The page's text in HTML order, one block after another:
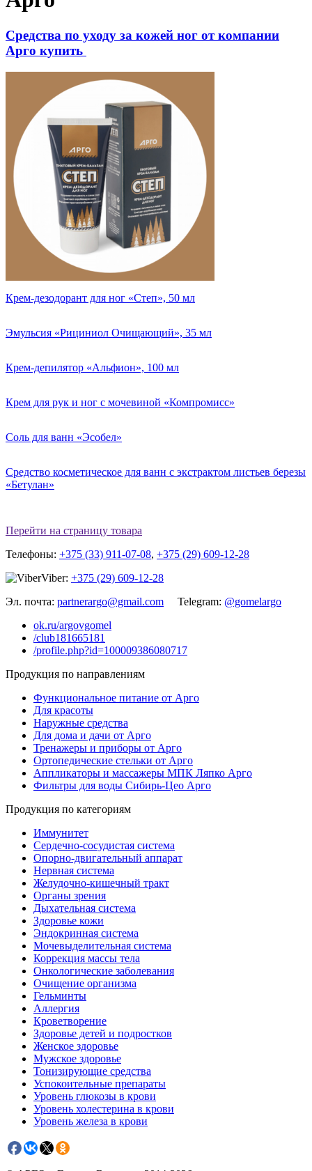
Средства по уходу за кожей ног от компании
Арго купить
Крем-дезодорант для ног «Степ», 50 мл
Эмульсия «Рициниол Очищающий», 35 мл
Крем-депилятор «Альфион», 100 мл
Крем для рук и ног с мочевиной «Компромисс»
Соль для ванн «Эсобел»
Средство косметическое для ванн с экстрактом листьев березы
«Бетулан»
Перейти на страницу товара
Телефоны: +375 (33) 911-07-08, +375 (29) 609-12-28
Viber: +375 (29) 609-12-28
Эл. почта: partnerargo@gmail.com Telegram: @gomelargo
ok.ru/argovgomel
/club181665181
/profile.php?id=100009386080717
Продукция по направлениям
Функциональное питание от Арго
Для красоты
Наружные средства
Для дома и дачи от Арго
Тренажеры и приборы от Арго
Ортопедические стельки от Арго
Аппликаторы и массажеры МПК Ляпко Арго
Фильтры для воды Сибирь-Цео Арго
Продукция по категориям
Иммунитет
Сердечно-сосудистая система
Опорно-двигательный аппарат
Нервная система
Желудочно-кишечный тракт
Органы зрения
Дыхательная система
Здоровье кожи
Эндокринная система
Мочевыделительная система
Коррекция массы тела
Онкологические заболевания
Очищение организма
Гельминты
Аллергия
Кроветворение
Здоровье детей и подростков
Женское здоровье
Мужское здоровье
Тонизирующие средства
Успокоительные препараты
Уровень глюкозы в крови
Уровень холестерина в крови
Уровень железа в крови